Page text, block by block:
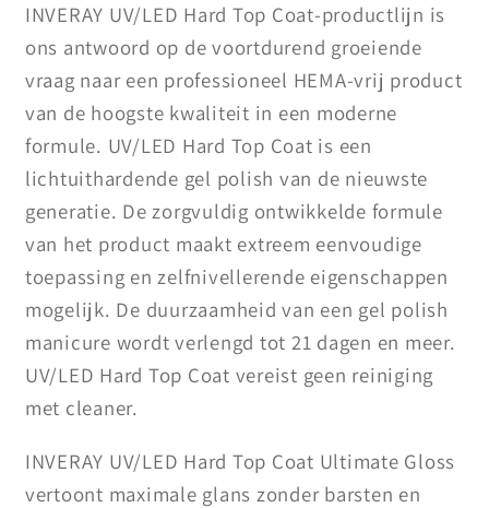
INVERAY UV/LED Hard Top Coat-productlijn is
ons antwoord op de voortdurend groeiende
vraag naar een professioneel HEMA-vrij product
van de hoogste kwaliteit in een moderne
formule. UV/LED Hard Top Coat is een
lichtuithardende gel polish van de nieuwste
generatie. De zorgvuldig ontwikkelde formule
van het product maakt extreem eenvoudige
toepassing en zelfnivellerende eigenschappen
mogelijk. De duurzaamheid van een gel polish
manicure wordt verlengd tot 21 dagen en meer.
UV/LED Hard Top Coat vereist geen reiniging
met cleaner.
INVERAY UV/LED Hard Top Coat Ultimate Gloss
vertoont maximale glans zonder barsten en